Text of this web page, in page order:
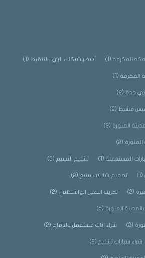
المكرمه(1) أسعار شبكات الري بالتنقيط (1)
المكرمه(1)
في جدة (2)
مشيط (2)
المنورة (2)
(2)
المستعملة(1) تشليح النسيم(2)
(1) تصميم شلالات بينبع (2)
(2) تكريب النخيل الواشنطني(2)
المنورة (5)
(2) شراء اثاث مستعمل بالدمام(2)
شراء سيارات تشليح (2)